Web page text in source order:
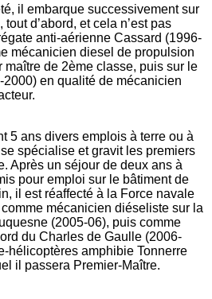
il embarque successivement sur
d’abord, et cela n’est pas
anti-aérienne Cassard (1996-
mécanicien diesel de propulsion
maître de 2ème classe, puis sur le
en qualité de mécanicien
5 ans divers emplois à terre ou à
spécialise et gravit les premiers
Après un séjour de deux ans à
pour emploi sur le bâtiment de
il est réaffecté à la Force navale
mécanicien diéseliste sur la
(2005-06), puis comme
du Charles de Gaulle (2006-
hélicoptères amphibie Tonnerre
il passera Premier-Maître.